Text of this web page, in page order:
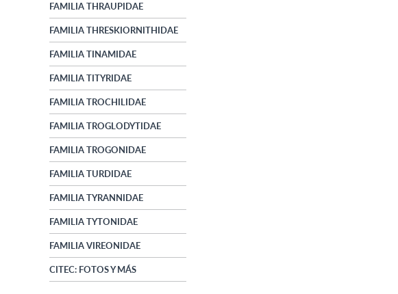
FAMILIA THRAUPIDAE
FAMILIA THRESKIORNITHIDAE
FAMILIA TINAMIDAE
FAMILIA TITYRIDAE
FAMILIA TROCHILIDAE
FAMILIA TROGLODYTIDAE
FAMILIA TROGONIDAE
FAMILIA TURDIDAE
FAMILIA TYRANNIDAE
FAMILIA TYTONIDAE
FAMILIA VIREONIDAE
CITEC: FOTOS Y MÁS